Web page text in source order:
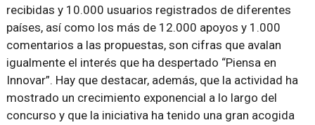
recibidas y 10.000 usuarios registrados de diferentes
países, así como los más de 12.000 apoyos y 1.000
comentarios a las propuestas, son cifras que avalan
igualmente el interés que ha despertado “Piensa en
Innovar”. Hay que destacar, además, que la actividad ha
mostrado un crecimiento exponencial a lo largo del
concurso y que la iniciativa ha tenido una gran acogida